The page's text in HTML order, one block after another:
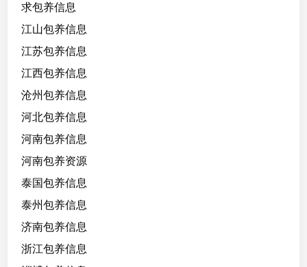
求包养信息
江山包养信息
江苏包养信息
江西包养信息
沧州包养信息
河北包养信息
河南包养信息
河南包养资源
泰国包养信息
泰州包养信息
济南包养信息
浙江包养信息